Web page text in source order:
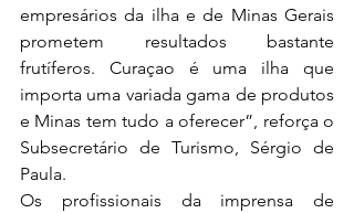
empresários da ilha e de Minas Gerais
prometem resultados bastante
frutíferos. Curaçao é uma ilha que
importa uma variada gama de produtos
e Minas tem tudo a oferecer”, reforça o
Subsecretário de Turismo, Sérgio de
Paula.
Os profissionais da imprensa de